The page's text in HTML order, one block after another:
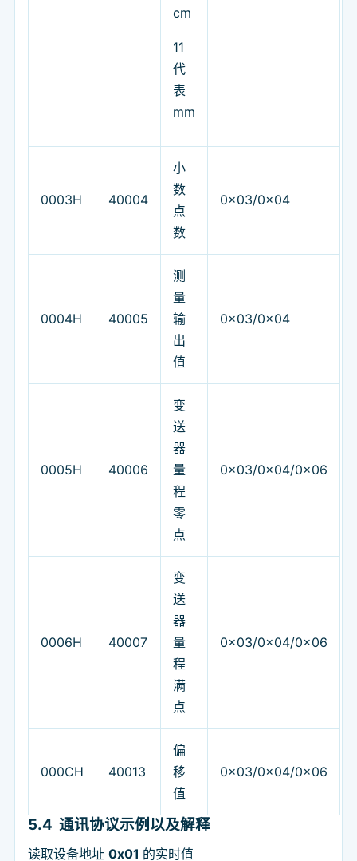
cm
11
代
表
mm
0003H 40004
小
数
点
数
0x03/0x04
0004H 40005
测
量
输
出
值
0x03/0x04
0005H 40006
变
送
器
量
程
零
点
0x03/0x04/0x06
0006H 40007
变
送
器
量
程
满
点
0x03/0x04/0x06
000CH 40013
偏
移
值
0x03/0x04/0x06
5.4 通讯协议示例以及解释
读取设备地址 0x01 的实时值